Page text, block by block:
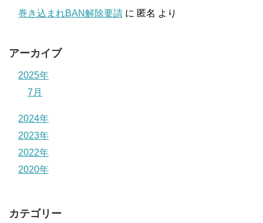
巻き込まれBAN解除要請 に 匿名 より
アーカイブ
2025年
7月
2024年
2023年
2022年
2020年
カテゴリー